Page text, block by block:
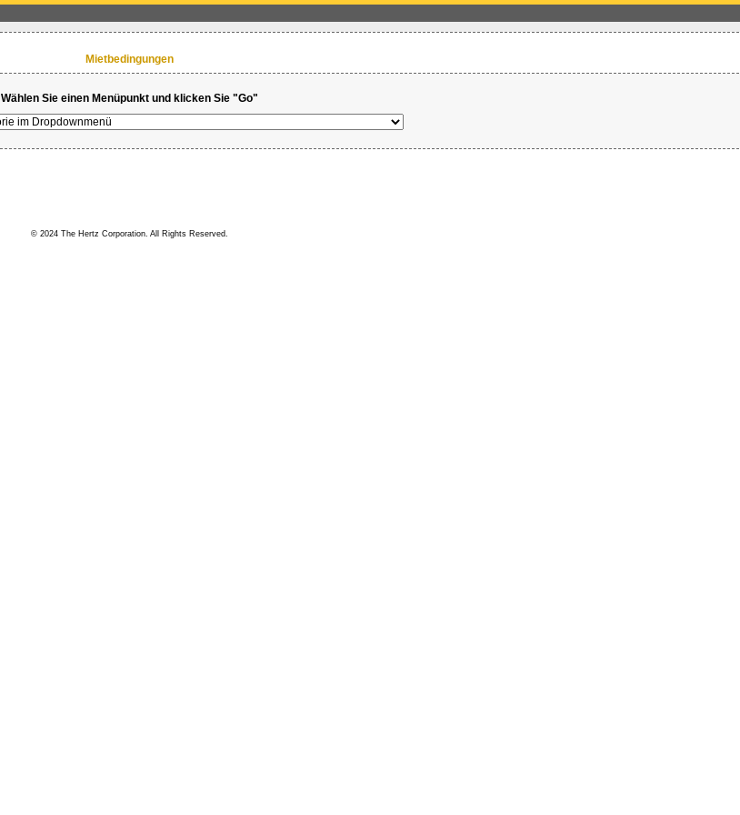
Mietbedingungen
Wählen Sie einen Menüpunkt und klicken Sie "Go"
© 2024 The Hertz Corporation. All Rights Reserved.